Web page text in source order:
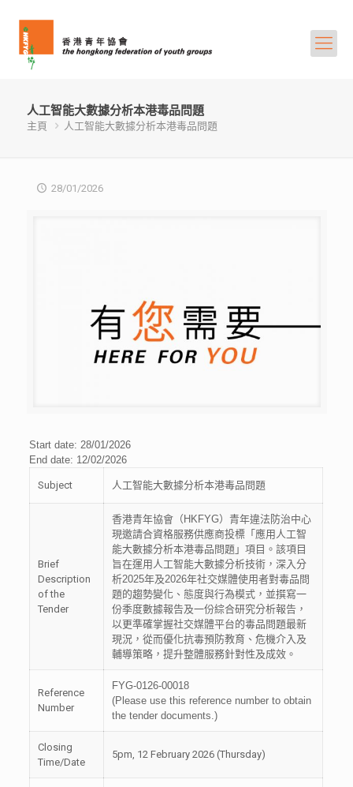
人工智能大數據分析本港毒品問題
主頁 人工智能大數據分析本港毒品問題
28/01/2026
Start date: 28/01/2026
End date: 12/02/2026
Subject 人工智能大數據分析本港毒品問題
Brief
Description
of the
Tender
香港青年協會（ HKFYG）青年違法防治中心
現邀請合資格服務供應商投標「應用人工智
能大數據分析本港毒品問題」項目。該項目
旨在運用人工智能大數據分析技術，深入分
析2025年及2026年社交媒體使用者對毒品問
題的趨勢變化、態度與行為模式，並撰寫一
份季度數據報告及一份綜合研究分析報告，
以更準確掌握社交媒體平台的毒品問題最新
現況，從而優化抗毒預防教育、危機介入及
輔導策略，提升整體服務針對性及成效。
Reference
Number
FYG-0126-00018
(Please use this reference number to obtain
the tender documents.)
Closing
Time/Date
5pm, 12 February 2026 (Thursday)